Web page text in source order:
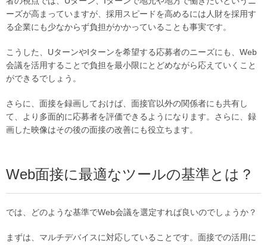
ーズが高まっていますが、採用スピードを高めるには人財を採用す
る企業にも少なからず負担がかかっていることも事実です。
こうした、UターンやIターンを希望する応募者のニーズにも、Web
会議を活用することで負担を最小限にとどめながら応えていくこと
ができるでしょう。
さらに、面接を録画しておけば、面接官以外の関係者にも共有し
て、より多面的に応募者を評価できるようになります。さらに、録
画した映像はその後の面接の改善にも役立ちます。
Web面接に最適なツールの基準とは？
では、どのような基準でWeb会議を選定すれば良いのでしょうか？
まずは、マルチデバイスに対応していることです。面接での活用に